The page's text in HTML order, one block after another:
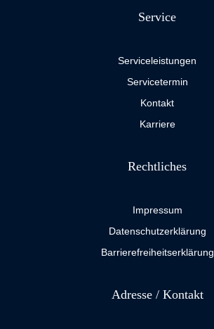
Service
Serviceleistungen
Servicetermin
Kontakt
Karriere
Rechtliches
Impressum
Datenschutzerklärung
Barrierefreiheitserklärung
Adresse / Kontakt